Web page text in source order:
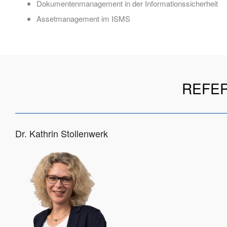
Dokumentenmanagement in der Informationssicherheit
Assetmanagement im ISMS
Dr. Kathrin Stollenwerk